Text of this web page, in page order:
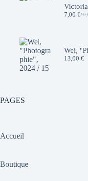
Victoria
Le
7,00 €Le
Wei,
13,00 €
PAGES
Accueil
Boutique